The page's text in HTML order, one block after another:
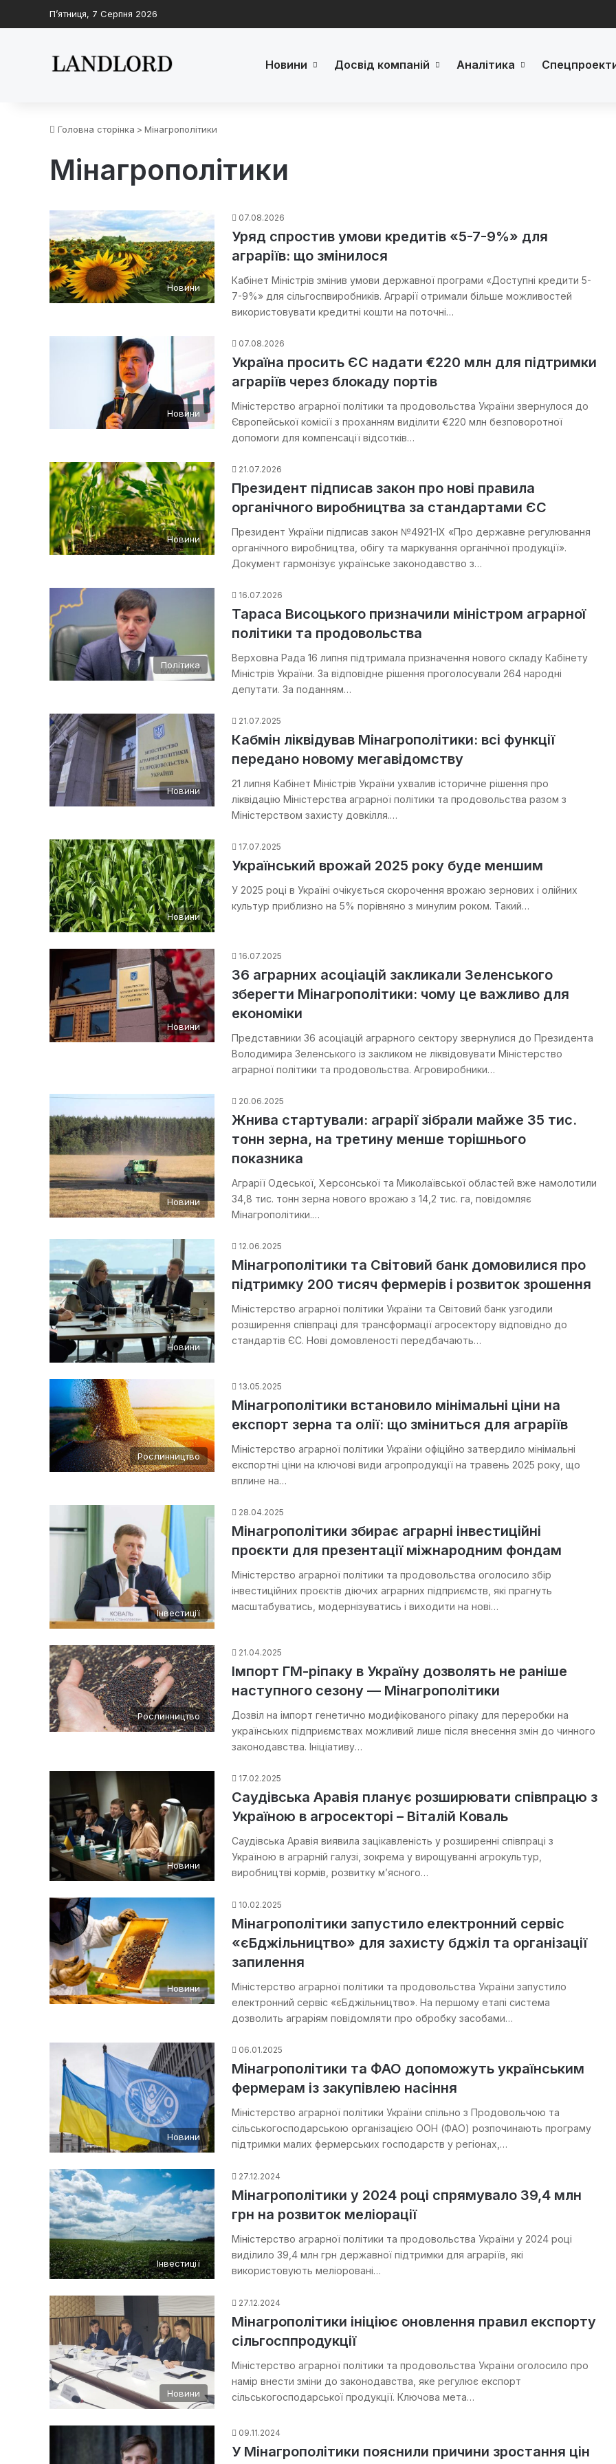
П’ятниця, 7 Серпня 2026
Новини Досвід компаній Аналітика
Головна сторінка > Мінагрополітики
Мінагрополітики
Новини
07.08.2026
Уряд спростив умови кредитів «5-7-9%» для
аграріїв: що змінилося
Кабінет Міністрів змінив умови державної програми «Доступні кредити 5-
7-9%» для сільгоспвиробників. Аграрії отримали більше можливостей
використовувати кредитні кошти на поточні…
Новини
07.08.2026
Україна просить ЄС надати €220 млн для підтримки
аграріїв через блокаду портів
Міністерство аграрної політики та продовольства України звернулося до
Європейської комісії з проханням виділити €220 млн безповоротної
допомоги для компенсації відсотків…
Новини
21.07.2026
Президент підписав закон про нові правила
органічного виробництва за стандартами ЄС
Президент України підписав закон №4921-IX «Про державне регулювання
органічного виробництва, обігу та маркування органічної продукції».
Документ гармонізує українське законодавство з…
Політика
16.07.2026
Тараса Висоцького призначили міністром аграрної
політики та продовольства
Верховна Рада 16 липня підтримала призначення нового складу Кабінету
Міністрів України. За відповідне рішення проголосували 264 народні
депутати. За поданням…
Новини
21.07.2025
Кабмін ліквідував Мінагрополітики: всі функції
передано новому мегавідомству
21 липня Кабінет Міністрів України ухвалив історичне рішення про
ліквідацію Міністерства аграрної політики та продовольства разом з
Міністерством захисту довкілля.…
Новини
17.07.2025
Український врожай 2025 року буде меншим
У 2025 році в Україні очікується скорочення врожаю зернових і олійних
культур приблизно на 5% порівняно з минулим роком. Такий…
Новини
16.07.2025
36 аграрних асоціацій закликали Зеленського
зберегти Мінагрополітики: чому це важливо для
економіки
Представники 36 асоціацій аграрного сектору звернулися до Президента
Володимира Зеленського із закликом не ліквідовувати Міністерство
аграрної політики та продовольства. Агровиробники…
Новини
20.06.2025
Жнива стартували: аграрії зібрали майже 35 тис.
тонн зерна, на третину менше торішнього
показника
Аграрії Одеської, Херсонської та Миколаївської областей вже намолотили
34,8 тис. тонн зерна нового врожаю з 14,2 тис. га, повідомляє
Мінагрополітики.…
Новини
12.06.2025
Мінагрополітики та Світовий банк домовилися про
підтримку 200 тисяч фермерів і розвиток зрошення
Міністерство аграрної політики України та Світовий банк узгодили
розширення співпраці для трансформації агросектору відповідно до
стандартів ЄС. Нові домовленості передбачають…
Рослинництво
13.05.2025
Мінагрополітики встановило мінімальні ціни на
експорт зерна та олії: що зміниться для аграріїв
Міністерство аграрної політики України офіційно затвердило мінімальні
експортні ціни на ключові види агропродукції на травень 2025 року, що
вплине на…
Інвестиції
28.04.2025
Мінагрополітики збирає аграрні інвестиційні
проєкти для презентації міжнародним фондам
Міністерство аграрної політики та продовольства оголосило збір
інвестиційних проєктів діючих аграрних підприємств, які прагнуть
масштабуватись, модернізуватись і виходити на нові…
Рослинництво
21.04.2025
Імпорт ГМ-ріпаку в Україну дозволять не раніше
наступного сезону — Мінагрополітики
Дозвіл на імпорт генетично модифікованого ріпаку для переробки на
українських підприємствах можливий лише після внесення змін до чинного
законодавства. Ініціативу…
Новини
17.02.2025
Саудівська Аравія планує розширювати співпрацю з
Україною в агросекторі – Віталій Коваль
Саудівська Аравія виявила зацікавленість у розширенні співпраці з
Україною в аграрній галузі, зокрема у вирощуванні агрокультур,
виробництві кормів, розвитку м’ясного…
Новини
10.02.2025
Мінагрополітики запустило електронний сервіс
«єБджільництво» для захисту бджіл та організації
запилення
Міністерство аграрної політики та продовольства України запустило
електронний сервіс «єБджільництво». На першому етапі система
дозволить аграріям повідомляти про обробку засобами…
Новини
06.01.2025
Мінагрополітики та ФАО допоможуть українським
фермерам із закупівлею насіння
Міністерство аграрної політики України спільно з Продовольчою та
сільськогосподарською організацією ООН (ФАО) розпочинають програму
підтримки малих фермерських господарств у регіонах,…
Інвестиції
27.12.2024
Мінагрополітики у 2024 році спрямувало 39,4 млн
грн на розвиток меліорації
Міністерство аграрної політики та продовольства України у 2024 році
виділило 39,4 млн грн державної підтримки для аграріїв, які
використовують меліоровані…
Новини
27.12.2024
Мінагрополітики ініціює оновлення правил експорту
сільгосппродукції
Міністерство аграрної політики та продовольства України оголосило про
намір внести зміни до законодавства, яке регулює експорт
сільськогосподарської продукції. Ключова мета…
09.11.2024
У Мінагрополітики пояснили причини зростання цін